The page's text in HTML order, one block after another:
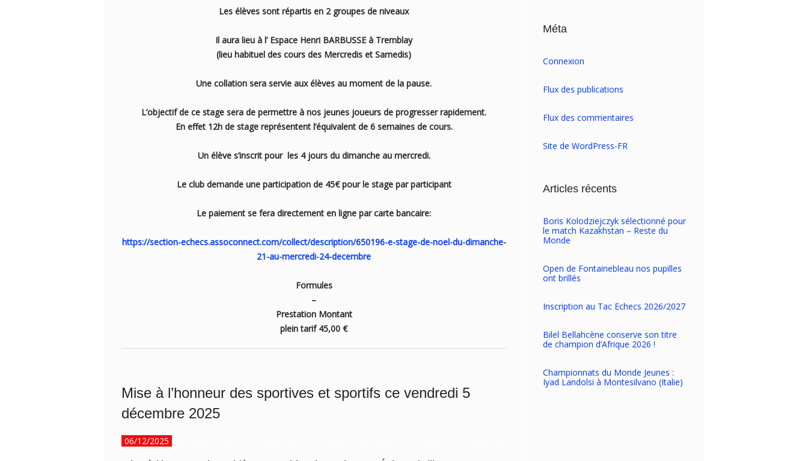
Les élèves sont répartis en 2 groupes de niveaux
Il aura lieu à l’ Espace Henri BARBUSSE à Tremblay
(lieu habituel des cours des Mercredis et Samedis)
Une collation sera servie aux élèves au moment de la pause.
L’objectif de ce stage sera de permettre à nos jeunes joueurs de progresser rapidement.
En effet 12h de stage représentent l’équivalent de 6 semaines de cours.
Un élève s’inscrit pour les 4 jours du dimanche au mercredi.
Le club demande une participation de 45€ pour le stage par participant
Le paiement se fera directement en ligne par carte bancaire:
https://section-echecs.assoconnect.com/collect/description/650196-e-stage-de-noel-du-dimanche-
21-au-mercredi-24-decembre
Formules
–
Prestation Montant
plein tarif 45,00 €
Mise à l’honneur des sportives et sportifs ce vendredi 5
décembre 2025
06/12/2025
Méta
Connexion
Flux des publications
Flux des commentaires
Site de WordPress-FR
Articles récents
Boris Kolodziejczyk sélectionné pour
le match Kazakhstan – Reste du
Monde
Open de Fontainebleau nos pupilles
ont brillés
Inscription au Tac Echecs 2026/2027
Bilel Bellahcène conserve son titre
de champion d’Afrique 2026 !
Championnats du Monde Jeunes :
Iyad Landolsi à Montesilvano (Italie)